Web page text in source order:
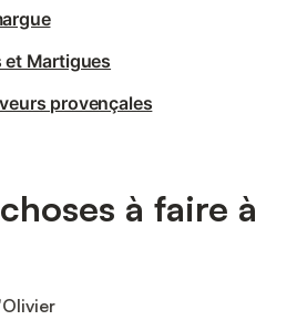
et Martigues
provençales
à faire à